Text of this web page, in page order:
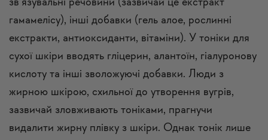
зв’язувальні речовини (зазвичай це екстракт
гамамелісу), інші добавки (гель алое, рослинні
екстракти, антиоксиданти, вітаміни). У тоніки для
сухої шкіри вводять гліцерин, алантоїн, гіалуронову
кислоту та інші зволожуючі добавки. Люди з
жирною шкірою, схильної до утворення вугрів,
зазвичай зловживають тоніками, прагнучи
видалити жирну плівку з шкіри. Однак тонік лише